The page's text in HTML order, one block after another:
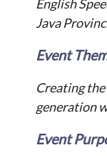
English
Java
Event
Creating
generation
Event